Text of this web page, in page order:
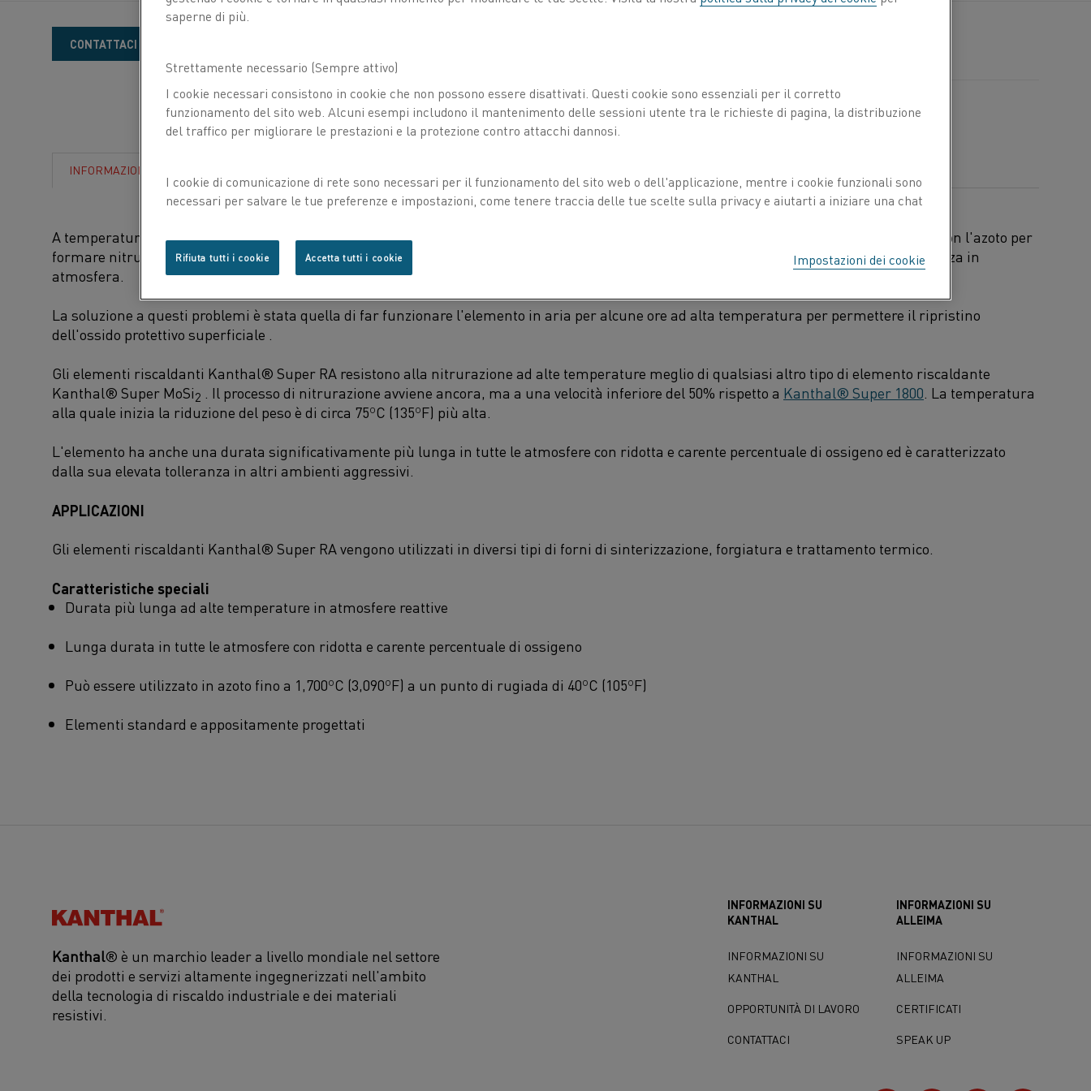
Vuoi
saperne
CONTATTACI
INFORMAZIONI
A temperature superiori a 1,250ºC (2,280ºF), lo strato protettivo viene aggredito e il silicio presente nel siliciuro degli elementi può reagire con l'azoto per
formare nitruro di silicio, che può causare la formazione di scaglie. La velocità del processo dipende dal punto di rugiada e dalla permanenza in
atmosfera.
La soluzione a questi problemi è stata quella di far funzionare l'elemento in aria per alcune ore ad alta temperatura per permettere il ripristino
dell'ossido protettivo superficiale .
Gli elementi riscaldanti Kanthal® Super RA resistono alla nitrurazione ad alte temperature meglio di qualsiasi altro tipo di elemento riscaldante
Kanthal® Super MoSi2 . Il processo di nitrurazione avviene ancora, ma a una velocità inferiore del 50% rispetto a Kanthal® Super 1800. La temperatura
alla quale inizia la riduzione del peso è di circa 75ºC (135ºF) più alta.
L'elemento ha anche una durata significativamente più lunga in tutte le atmosfere con ridotta e carente percentuale di ossigeno ed è caratterizzato
dalla sua elevata tolleranza in altri ambienti aggressivi.
APPLICAZIONI
Gli elementi riscaldanti Kanthal® Super RA vengono utilizzati in diversi tipi di forni di sinterizzazione, forgiatura e trattamento termico.
Caratteristiche speciali
Durata più lunga ad alte temperature in atmosfere reattive
Lunga durata in tutte le atmosfere con ridotta e carente percentuale di ossigeno
Può essere utilizzato in azoto fino a 1,700ºC (3,090ºF) a un punto di rugiada di 40ºC (105ºF)
Elementi standard e appositamente progettati
Kanthal®
Kanthal® è un marchio leader a livello mondiale nel settore
dei prodotti e servizi altamente ingegnerizzati nell'ambito
della tecnologia di riscaldo industriale e dei materiali
resistivi.
INFORMAZIONI SU
KANTHAL
INFORMAZIONI SU
KANTHAL
OPPORTUNITÀ DI LAVORO
CONTATTACI
INFORMAZIONI SU
ALLEIMA
INFORMAZIONI SU
ALLEIMA
CERTIFICATI
SPEAK UP
saperne di più.
Strettamente necessario (Sempre attivo)
I cookie necessari consistono in cookie che non possono essere disattivati. Questi cookie sono essenziali per il corretto
funzionamento del sito web. Alcuni esempi includono il mantenimento delle sessioni utente tra le richieste di pagina, la distribuzione
del traffico per migliorare le prestazioni e la protezione contro attacchi dannosi.
I cookie di comunicazione di rete sono necessari per il funzionamento del sito web o dell'applicazione, mentre i cookie funzionali sono
necessari per salvare le tue preferenze e impostazioni, come tenere traccia delle tue scelte sulla privacy e aiutarti a iniziare una chat
Impostazioni dei cookie
Rifiuta tutti i cookie Accetta tutti i cookie